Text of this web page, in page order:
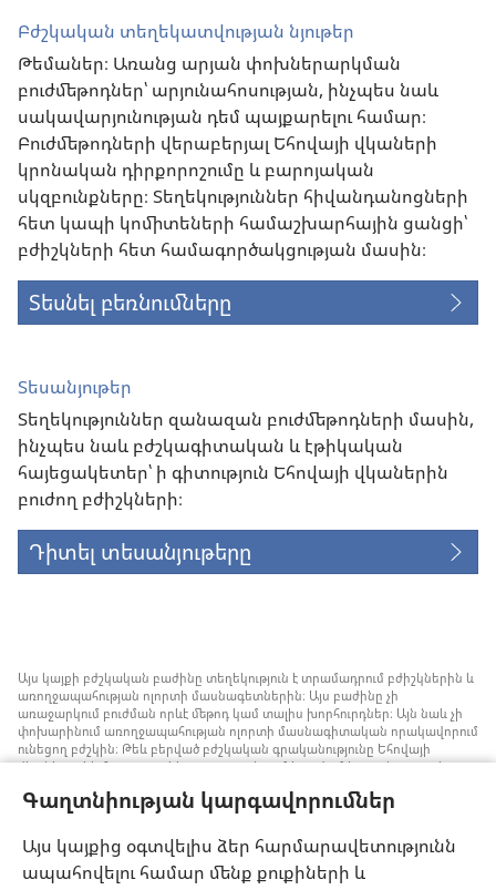
Գաղտնիության կարգավորումներ
Այս կայքից օգտվելիս ձեր հարմարավետությունն
ապահովելու համար մենք քուքիների և
Բժշկական տեղեկատվության նյութեր
Թեմաներ։ Առանց արյան փոխներարկման
բուժմեթոդներ՝ արյունահոսության, ինչպես նաև
սակավարյունության դեմ պայքարելու համար։
Բուժմեթոդների վերաբերյալ Եհովայի վկաների
կրոնական դիրքորոշումը և բարոյական
սկզբունքները։ Տեղեկություններ հիվանդանոցների
հետ կապի կոմիտեների համաշխարհային ցանցի՝
բժիշկների հետ համագործակցության մասին։
Տեսնել բեռնումները
Տեսանյութեր
Տեղեկություններ զանազան բուժմեթոդների մասին,
ինչպես նաև բժշկագիտական և էթիկական
հայեցակետեր՝ ի գիտություն Եհովայի վկաներին
բուժող բժիշկների։
Դիտել տեսանյութերը
Այս կայքի բժշկական բաժինը տեղեկություն է տրամադրում բժիշկներին և
առողջապահության ոլորտի մասնագետներին։ Այս բաժինը չի
առաջարկում բուժման որևէ մեթոդ կամ տալիս խորհուրդներ։ Այն նաև չի
փոխարինում առողջապահության ոլորտի մասնագիտական որակավորում
ունեցող բժշկին։ Թեև բերված բժշկական գրականությունը Եհովայի
վկաները չեն հրատարակել, բայց դրանցում խոսվում է առանց արյան
Յուրաքանչյուր մասնագետի պատասխանատվություն է իրազեկ լինել
քննարկել բուժման մեթոդները և օգնել նրանց որոշում կայացնելու՝ հաշվի
առնելով հիվանդի առողջական վիճակը, ցանկությունը, արժեքներն ու
հավատալիքները։ Թվարկված ոչ բոլոր ստրատեգիաներն են ընդունելի և